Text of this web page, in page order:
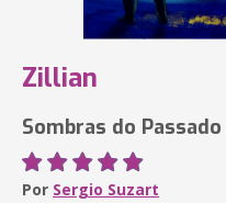
Zillian
Sombras do Passado
Por Sergio Suzart